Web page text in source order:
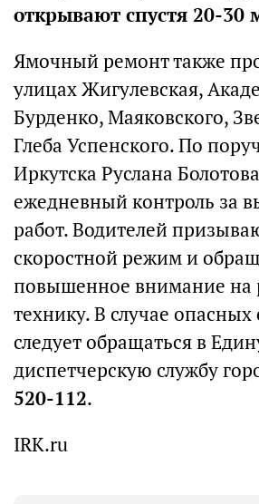
открывают спустя 20-30
Ямочный ремонт также
улицах Жигулевская,
Бурденко, Маяковского,
Глеба Успенского. По
Иркутска Руслана
ежедневный контроль за
работ. Водителей
скоростной режим и
повышенное внимание
технику. В случае опасных
следует обращаться в
диспетчерскую службу
520-112.
IRK.ru